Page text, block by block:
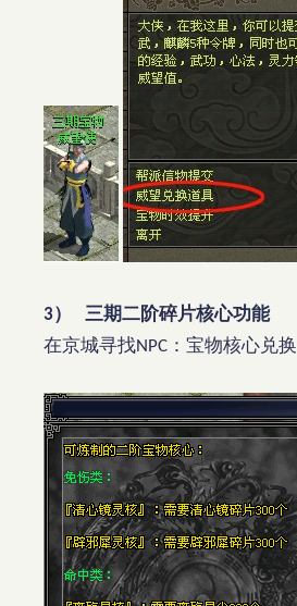
3）
三期二阶碎片核心功能
在京城寻找NPC ：宝物核心兑换